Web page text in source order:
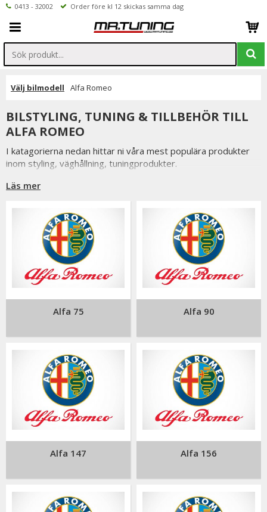
0413 - 32002 Order före kl 12 skickas samma dag
Välj bilmodell Alfa Romeo
BILSTYLING, TUNING & TILLBEHÖR TILL
ALFA ROMEO
I katagorierna nedan hittar ni våra mest populära produkter
inom styling, väghållning, tuningprodukter.
Är det något som du funderar över eller inte hittar i vårt
Till Alfa Romeo.
Läs mer
Alfa 75 Alfa 90
Alfa 147 Alfa 156